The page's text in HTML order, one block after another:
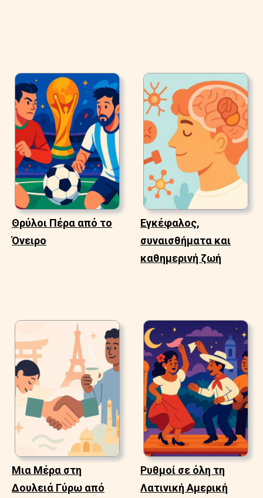
Θρύλοι Πέρα από το
Όνειρο
Εγκέφαλος,
συναισθήματα και
καθημερινή ζωή
Μια Μέρα στη
Δουλειά Γύρω από
Ρυθμοί σε όλη τη
Λατινική Αμερική